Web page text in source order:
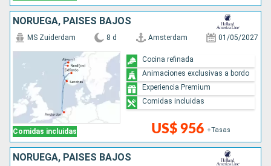
NORUEGA, PAISES BAJOS
Comidas incluidas
MS Zuiderdam 8 d Amsterdam 01/05/2027
US$ 956 +Tasas
Cocina refinada
Animaciones exclusivas a bordo
Experiencia Premium
Comidas incluidas
NORUEGA, PAISES BAJOS